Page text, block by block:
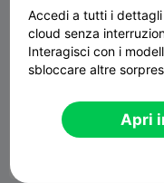
23.82MB
Accedi a tutti i
cloud senza
Interagisci con i
sbloccare altre
Apri